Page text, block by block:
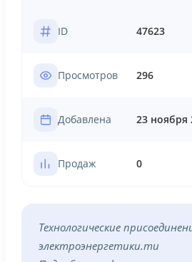
ID 47623
Просмотров 296
Добавлена 23 ноября
Продаж 0
Технологические
электроэнергетики.ти